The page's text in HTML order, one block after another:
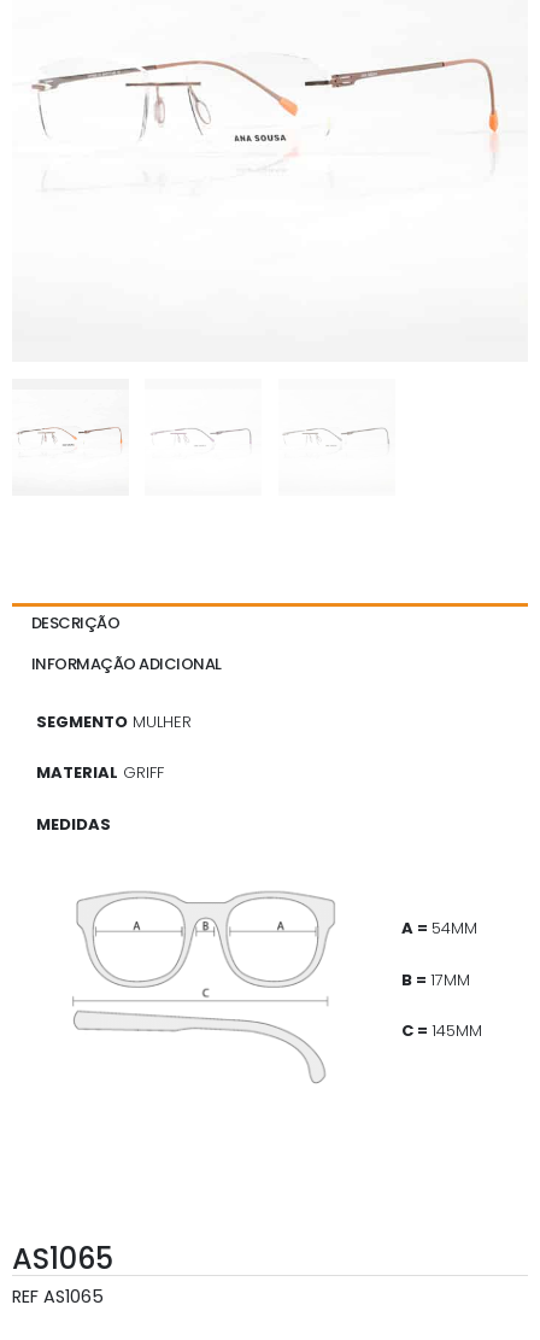
DESCRIÇÃO
INFORMAÇÃO ADICIONAL
SEGMENTO MULHER
MATERIAL GRIFF
MEDIDAS
A = 54MM
B = 17MM
C = 145MM
AS1065
REF AS1065